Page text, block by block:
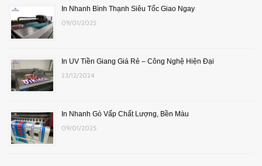
In Nhanh Bình Thạnh Siêu Tốc Giao Ngay
09/01/2025
In UV Tiền Giang Giá Rẻ – Công Nghệ Hiện Đại
23/12/2024
In Nhanh Gò Vấp Chất Lượng, Bền Màu
09/01/2025